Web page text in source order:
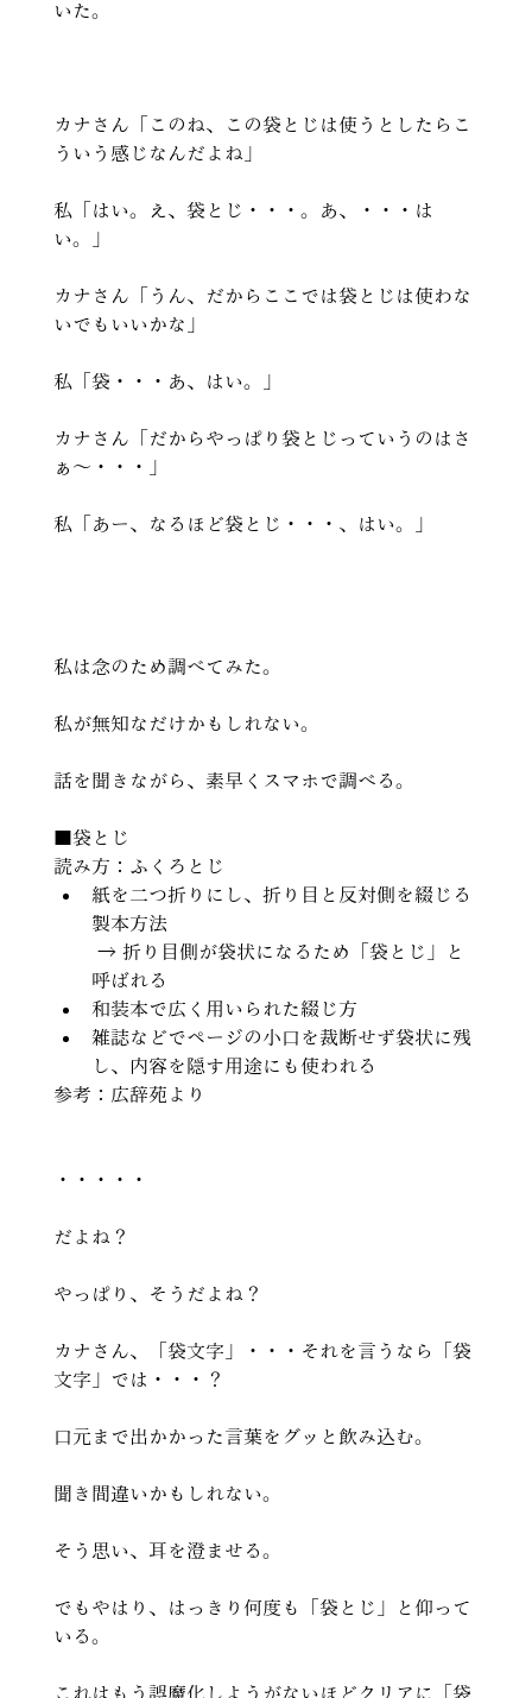
いた。
カナさん「このね、この袋とじは使うとしたらこ
ういう感じなんだよね」
私「はい。え、袋とじ・・・。あ、・・・は
い。」
カナさん「うん、だからここでは袋とじは使わな
いでもいいかな」
私「袋・・・あ、はい。」
カナさん「だからやっぱり袋とじっていうのはさ
ぁ～・・・」
私「あー、なるほど袋とじ・・・、はい。」
私は念のため調べてみた。
私が無知なだけかもしれない。
話を聞きながら、素早くスマホで調べる。
■袋とじ
読み方：ふくろとじ
紙を二つ折りにし、折り目と反対側を綴じる
製本方法
呼ばれる
和装本で広く用いられた綴じ方
雑誌などでページの小口を裁断せず袋状に残
し、内容を隠す用途にも使われる
参考：広辞苑より
・・・・・
だよね？
やっぱり、そうだよね？
カナさん、「袋文字」・・・それを言うなら「袋
文字」では・・・？
口元まで出かかった言葉をグッと飲み込む。
聞き間違いかもしれない。
そう思い、耳を澄ませる。
でもやはり、はっきり何度も「袋とじ」と仰って
いる。
これはもう誤魔化しようがないほどクリアに「袋